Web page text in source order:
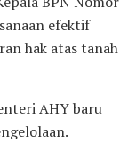
efektif
hak atas tanah
AHY baru